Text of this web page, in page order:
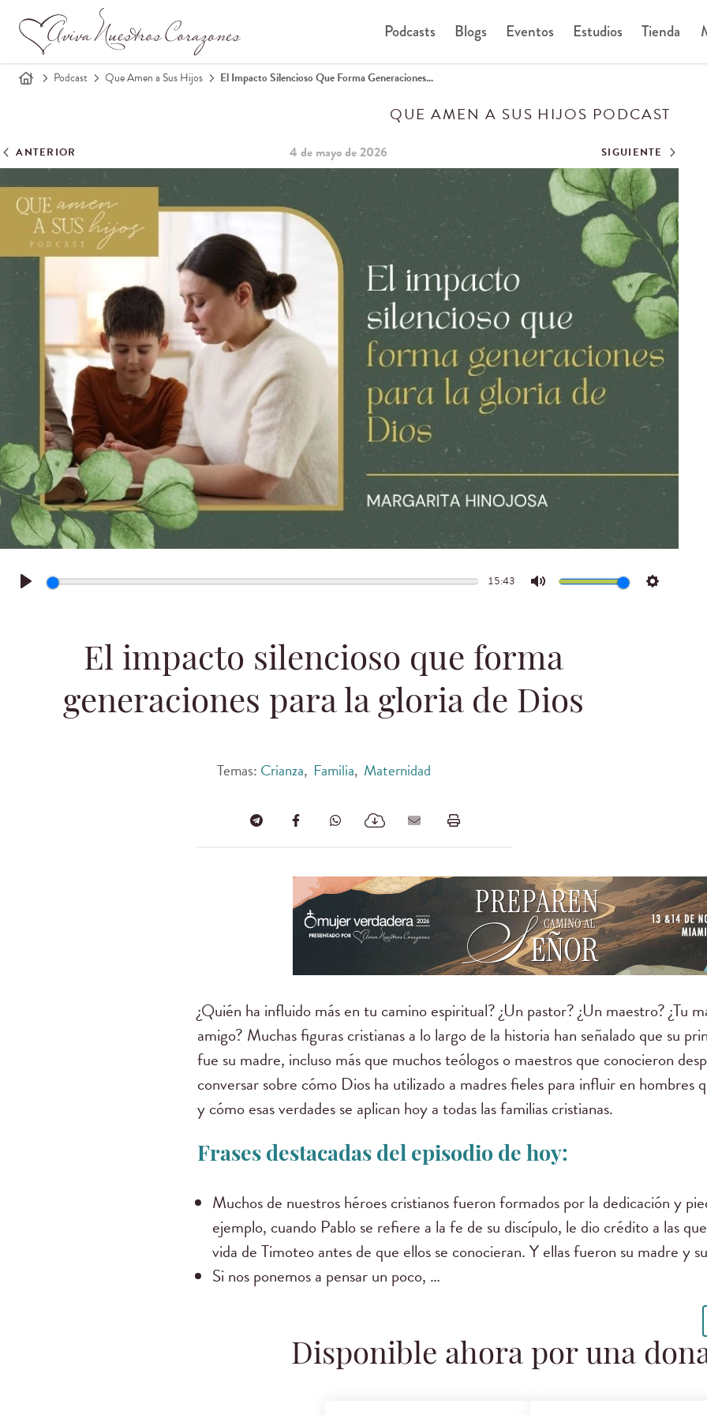
Podcasts Blogs Eventos Estudios Tienda
Podcast Que Amen a Sus Hijos El Impacto Silencioso Que Forma Generaciones...
QUE AMEN A SUS HIJOS PODCAST
ANTERIOR 4 de mayo de 2026 SIGUIENTE
Play
15:43
Mute Settings
El impacto silencioso que forma
generaciones para la gloria de Dios
Temas: Crianza, Familia, Maternidad
¿Quién ha influido más en tu camino espiritual? ¿Un pastor? ¿Un maestro? ¿Tu
amigo? Muchas figuras cristianas a lo largo de la historia han señalado que su
fue su madre, incluso más que muchos teólogos o maestros que conocieron
conversar sobre cómo Dios ha utilizado a madres fieles para influir en hombres
y cómo esas verdades se aplican hoy a todas las familias cristianas.
Frases destacadas del episodio de hoy:
Muchos de nuestros héroes cristianos fueron formados por la dedicación y
ejemplo, cuando Pablo se refiere a la fe de su discípulo, le dio crédito a las
vida de Timoteo antes de que ellos se conocieran. Y ellas fueron su madre y
Si nos ponemos a pensar un poco, …
Disponible ahora por una